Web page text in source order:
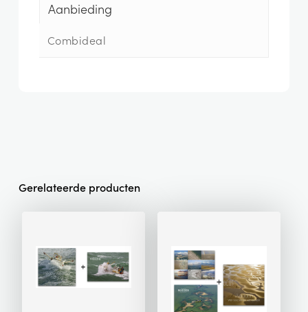
Aanbieding
Combideal
Gerelateerde producten